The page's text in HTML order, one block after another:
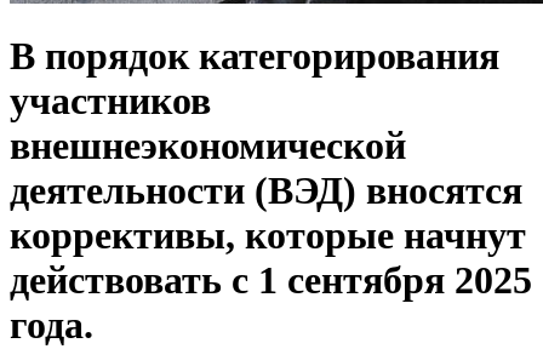
В порядок категорирования
участников
внешнеэкономической
деятельности (ВЭД) вносятся
коррективы, которые начнут
действовать с 1 сентября 2025
года.